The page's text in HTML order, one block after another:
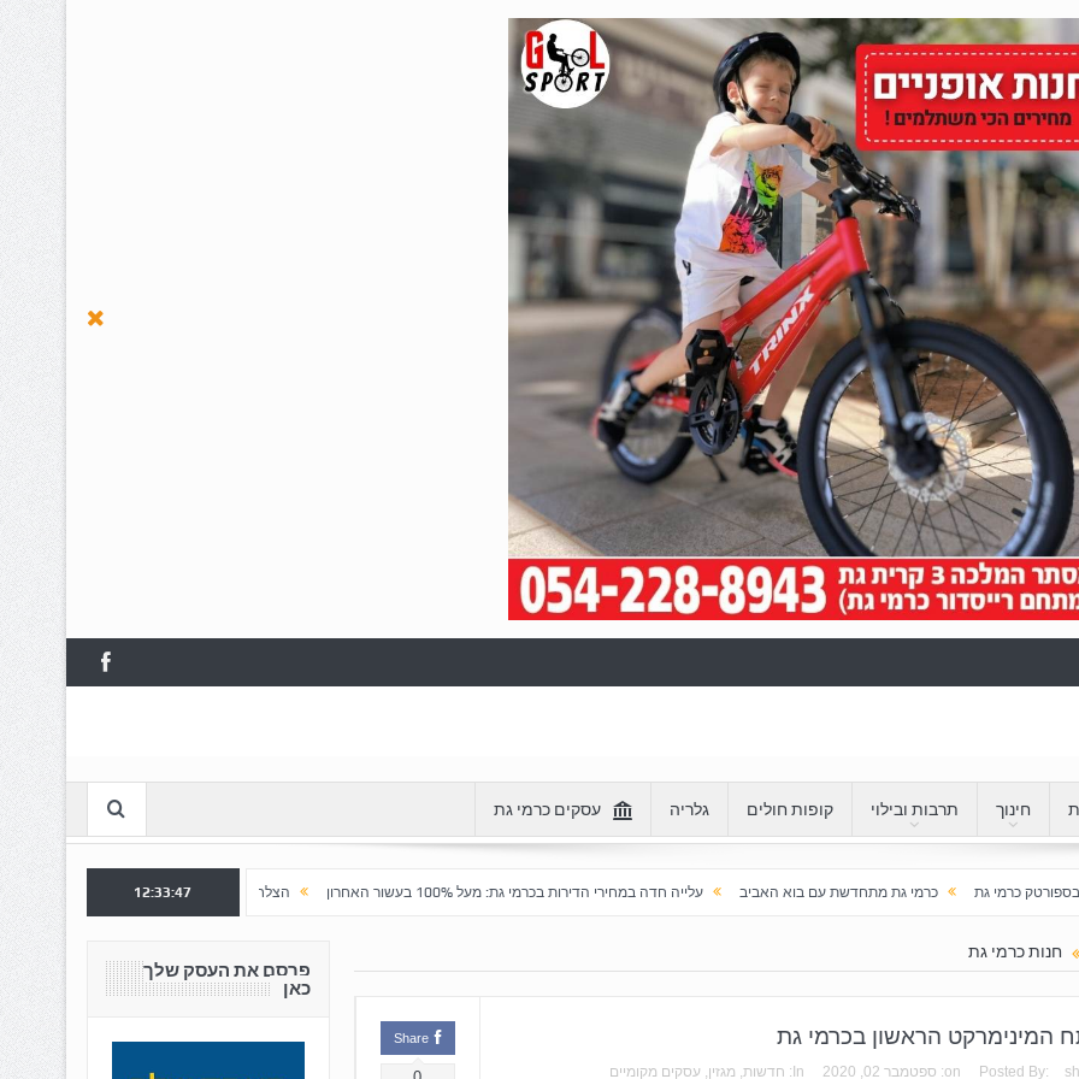
חינוך תרבות ובילוי קופות חולים גלריה עסקים כרמי גת
כרמי גת מתחדשת עם בוא האביב עלייה חדה במחירי הדירות בכרמי גת: מעל 100% בעשור האחרון הצלחה לשלב א' ברובע "כרמי הפארק": נפתח שלב ב' למכירה
12:33:48
חנות כרמי גת
המינימרקט הראשון בכרמי גת
Posted By:
on: ספטמבר 02, 2020 In: חדשות, מגזין, עסקים מקומיים
Share
פרסם את העסק שלך
כאן